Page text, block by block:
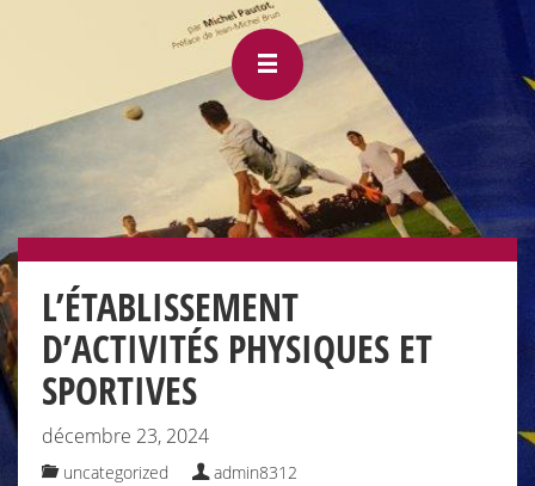
L’ÉTABLISSEMENT
D’ACTIVITÉS PHYSIQUES ET
SPORTIVES
décembre 23, 2024
uncategorized admin8312